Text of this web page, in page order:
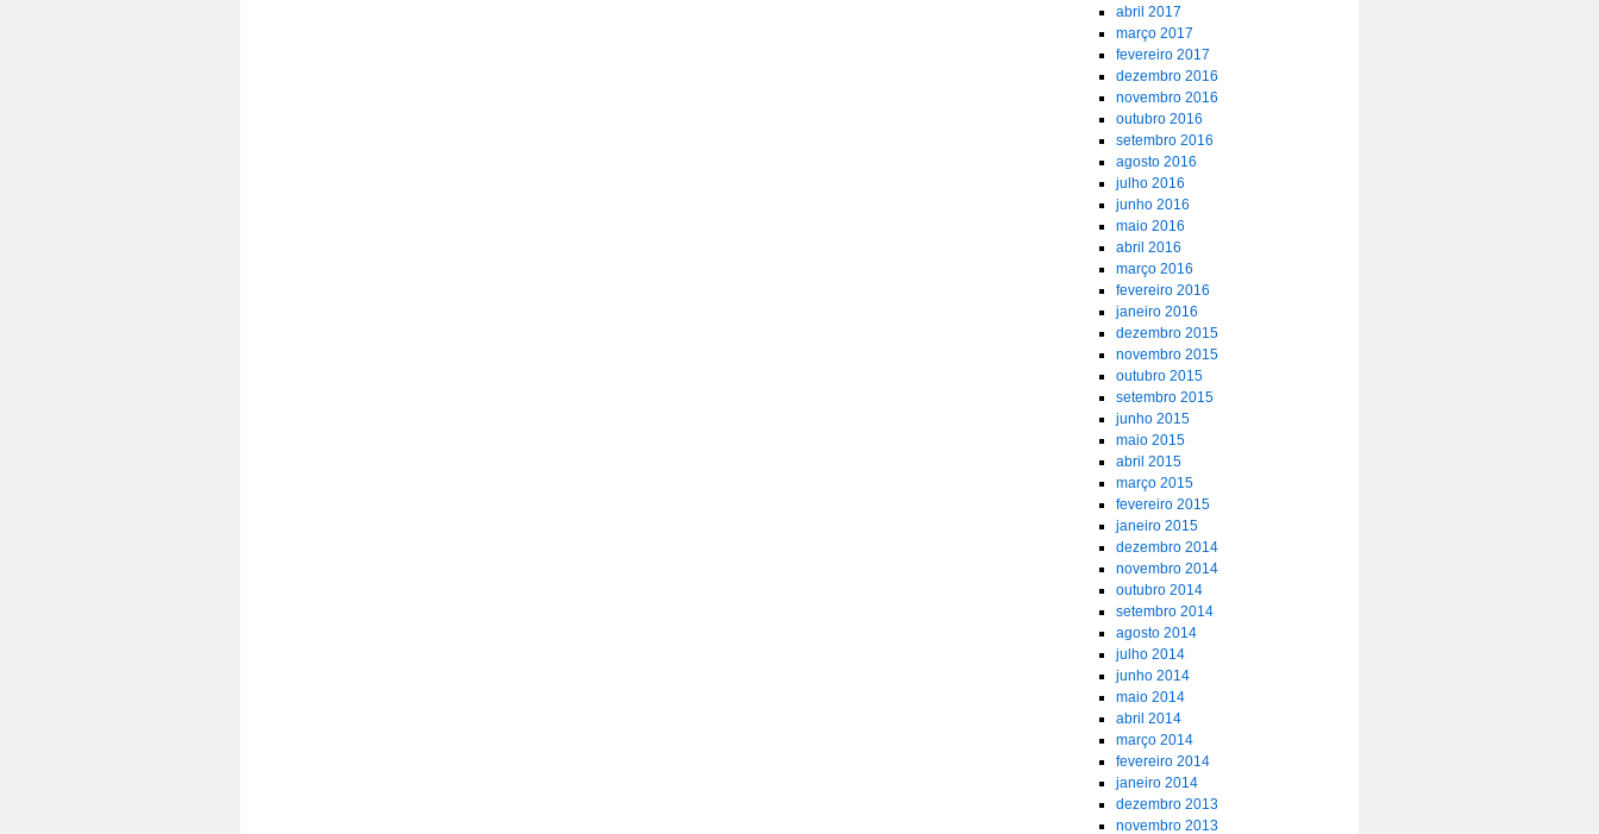
abril 2017
março 2017
fevereiro 2017
dezembro 2016
novembro 2016
outubro 2016
setembro 2016
agosto 2016
julho 2016
junho 2016
maio 2016
abril 2016
março 2016
fevereiro 2016
janeiro 2016
dezembro 2015
novembro 2015
outubro 2015
setembro 2015
junho 2015
maio 2015
abril 2015
março 2015
fevereiro 2015
janeiro 2015
dezembro 2014
novembro 2014
outubro 2014
setembro 2014
agosto 2014
julho 2014
junho 2014
maio 2014
abril 2014
março 2014
fevereiro 2014
janeiro 2014
dezembro 2013
novembro 2013